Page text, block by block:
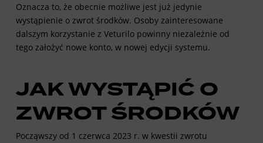
Oznacza to, że obecnie możliwe jest już jedynie
wystąpienie o zwrot środków. Osoby zainteresowane
dalszym korzystanie z Veturilo powinny niezależnie od
tego założyć nowe konto, w nowej edycji systemu.
JAK WYSTĄPIĆ O
ZWROT ŚRODKÓW
Począwszy od 1 czerwca 2023 r. w kwestii zwrotu